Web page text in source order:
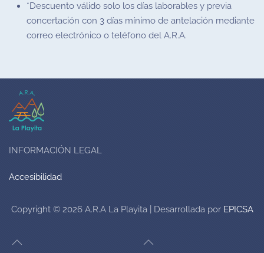
*Descuento válido solo los días laborables y previa
concertación con 3 días mínimo de antelación mediante
correo electrónico o teléfono del A.R.A.
INFORMACIÓN LEGAL
Accesibilidad
Copyright © 2026 A.R.A La Playita | Desarrollada por EPICSA